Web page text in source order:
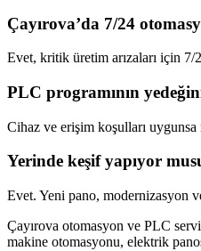
Çayırova’da 7/24
Evet, kritik üretim arızaları için 7/
PLC programının
Cihaz ve erişim koşulları
Yerinde keşif yapıyor
Evet. Yeni pano, modernizasyon
Çayırova otomasyon ve PLC
makine otomasyonu, elektrik